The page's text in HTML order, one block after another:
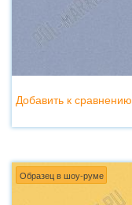
Добавить к сравнению
Образец в шоу-руме